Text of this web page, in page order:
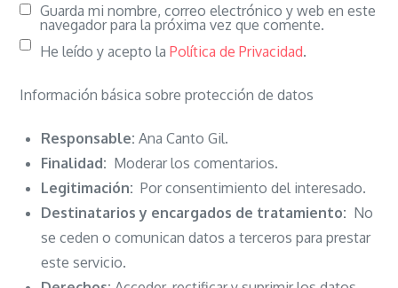
Guarda mi nombre, correo electrónico y web en este
navegador para la próxima vez que comente.
He leído y acepto laPolítica de Privacidad.
Información básica sobre protección de datos
Responsable: Ana Canto Gil.
Finalidad: Moderar los comentarios.
Legitimación: Por consentimiento del interesado.
Destinatarios y encargados de tratamiento: No
se ceden o comunican datos a terceros para prestar
este servicio.